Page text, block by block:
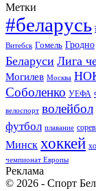
Метки
#беларусь
Витебск Гомель Гродно
Беларуси Лига
Могилев Москва
Соболенко УЕФА
велоспорт волейбол
футбол плавание
Минск хоккей
чемпионат Европы
Реклама
© 2026 - Спорт